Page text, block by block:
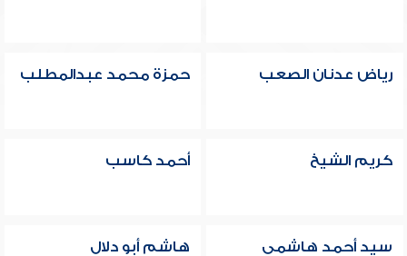
رياض عدنان الصعب حمزة محمد عبدالمطلب
كريم الشيخ أحمد كاسب
سيد أحمد هاشمي هاشم أبو دلال